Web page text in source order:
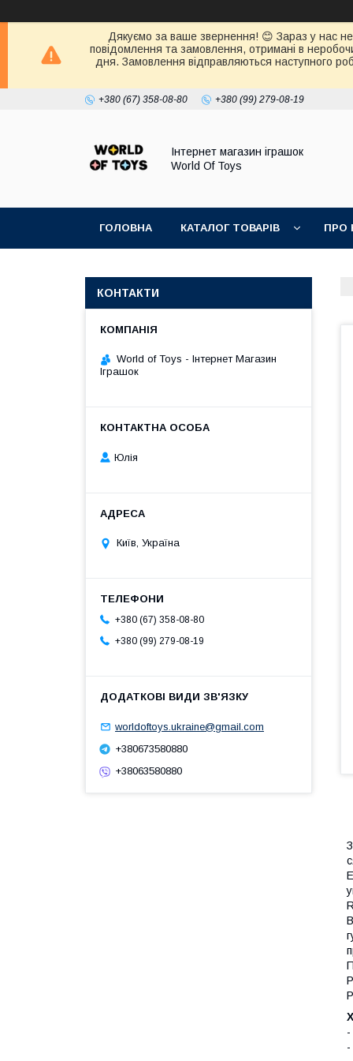
Дякуємо за ваше звернення! 😊 Зараз у нас
повідомлення та замовлення, отримані в
дня. Замовлення відправляються наступного
+380 (67) 358-08-80 +380 (99) 279-08-19
Інтернет магазин іграшок
World Of Toys
ГОЛОВНА КАТАЛОГ ТОВАРІВ ПРО
-
КОНТАКТИ
World of Toys - Інтернет Магазин
Іграшок
Юлія
Київ, Україна
+380 (67) 358-08-80
+380 (99) 279-08-19
worldoftoys.ukraine@gmail.com
+380673580880
+38063580880